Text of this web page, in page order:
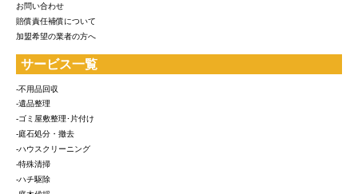
お問い合わせ
賠償責任補償について
加盟希望の業者の方へ
サービス一覧
-不用品回収
-遺品整理
-ゴミ屋敷整理･片付け
-庭石処分・撤去
-ハウスクリーニング
-特殊清掃
-ハチ駆除